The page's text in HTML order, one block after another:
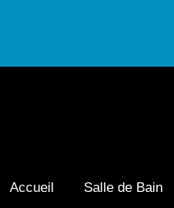
Accueil Salle de Bain